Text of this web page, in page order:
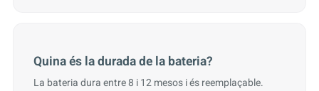
Quina és la durada de la bateria?
La bateria dura entre 8 i 12 mesos i és reemplaçable.